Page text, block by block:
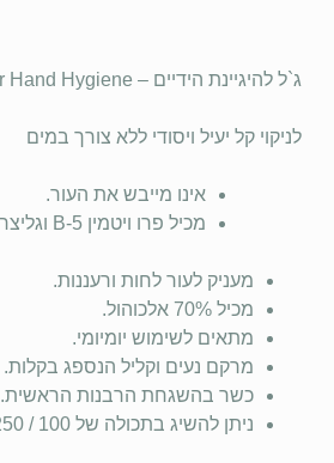
ג`ל להיגיינת הידיים – Gel for Hand Hygiene
לניקוי קל יעיל ויסודי ללא צורך במים
אינו מייבש את העור.
מכיל פרו ויטמין B-5 וגליצרין.
מעניק לעור לחות ורעננות.
מכיל 70% אלכוהול.
מתאים לשימוש יומיומי.
מרקם נעים וקליל הנספג בקלות.
כשר בהשגחת הרבנות הראשית.
ניתן להשיג בתכולה של 100 / 250 / 500 מ"ל.